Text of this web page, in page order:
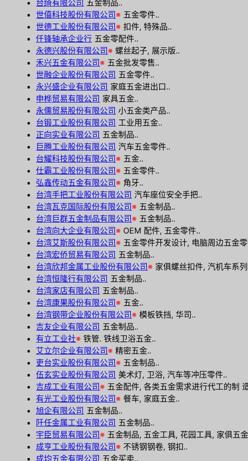
台绮有限公司 五金制品..
世僖科技股份有限公司 ※ 五金零件..
世德工业股份有限公司 ※扣件, 特殊品..
仟锋轴承企业行 五金零配件..
永德兴股份有限公司 ※螺丝起子, 展示版..
禾兴五金有限公司 ※ 五金批发零售..
世融企业股份有限公司 五金零件..
永兴盛企业有限公司 家庭五金进出口..
申桦贸易有限公司 家具五金..
永儒贸易股份有限公司 小五金类产品..
台锻工业股份有限公司 工业用五金..
正向实业有限公司 五金制品..
巨腾工业股份有限公司 汽车五金零件..
台耀科技股份有限公司 ※ 五金..
仕霸工业股份有限公司 ※ 五金零件..
弘鑫传动五金有限公司 ※ 角牙..
台湾手把工业股份有限公司 汽车座位安全手把..
台湾瓦克国际股份有限公司 ※ 五金制品..
台湾巨群五金制品有限公司 ※ 五金制品..
台湾向大企业有限公司 ※ OEM 配件, 五金零件..
台湾艾斯股份有限公司 ※ 五金零件开发设计, 电脑周边五金
台湾宏侨贸易有限公司 五金制品..
台湾欣邦金属工业股份有限公司 ※ 家俱螺丝扣件, 汽机车系
台湾恒隆行有限公司 五金制品..
台湾家店有限公司 五金制品..
台湾康果股份有限公司 ※ 五金..
台湾钢带企业股份有限公司 ※模板铁挡, 华司..
吉友企业有限公司 五金制品..
有立工业社※铁管. 铁线卫浴五金..
艾立尔企业有限公司 ※精密五金..
吏台实业股份有限公司 ※ 五金制品..
伍玄实业股份有限公司 美术灯, 卫浴, 汽车等冲压零件..
吉成工业有限公司 ※ 五金配件, 各类五金需求进行代工的制
有光工业股份有限公司 ※ 餐车, 家庭五金..
旭企有限公司 五金制品..
阡任金属工业有限公司 五金制品..
宇臣贸易有限公司 ※ 五金制品, 五金工具, 花园工具, 家俱五
成亨工业股份有限公司 ※ 不锈钢钢卷, 钢扣..
成均五金有限公司 五金买卖..